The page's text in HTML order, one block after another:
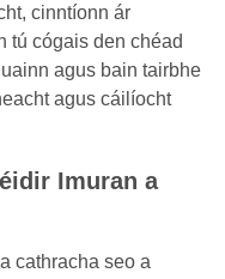
cinntíonn ár
tú cógais den chéad
agus bain tairbhe
agus cáilíocht
Imuran a
cathracha seo a